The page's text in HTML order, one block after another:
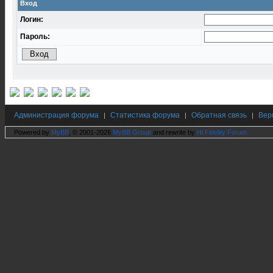
Вход
Логин:
Пароль:
Администрация форума | Статистика форума | Обратная связь |
Powered by MyBB , © 2001-2026 MyBB Group and rewrite by Hi Fidelity Forum